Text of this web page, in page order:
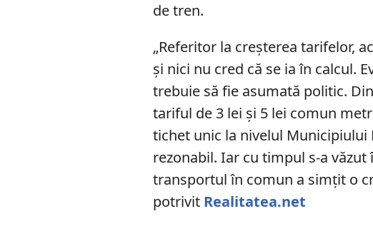
de tren.
„Referitor la creșterea tarifelor,
și nici nu cred că se ia în calcul.
trebuie să fie asumată politic.
tariful de 3 lei şi 5 lei comun
tichet unic la nivelul
rezonabil. Iar cu timpul s-a
transportul în comun a simțit o
potrivit Realitatea.net